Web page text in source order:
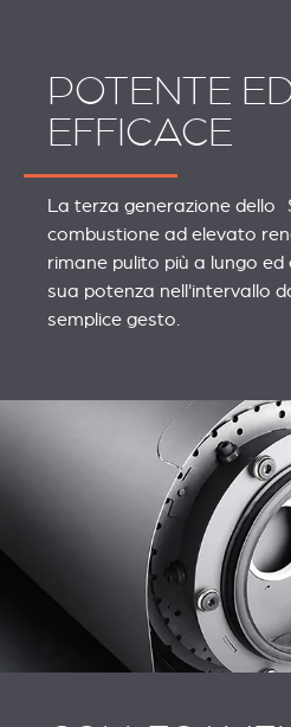
POTENTE
EFFICACE
La terza generazione dello
combustione ad elevato
rimane pulito più a lungo
sua potenza nell'intervallo
semplice gesto.